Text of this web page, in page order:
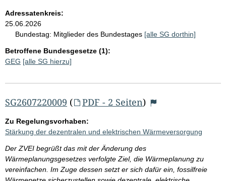
Adressatenkreis:
25.06.2026
Bundestag: Mitglieder des Bundestages [alle SG dorthin]
Betroffene Bundesgesetze (1):
GEG [alle SG hierzu]
SG2607220009 ( PDF - 2 Seiten)
Zu Regelungsvorhaben:
Stärkung der dezentralen und elektrischen Wärmeversorgung
Der ZVEI begrüßt das mit der Änderung des
Wärmeplanungsgesetzes verfolgte Ziel, die Wärmeplanung zu
vereinfachen. Im Zuge dessen setzt er sich dafür ein, fossilfreie